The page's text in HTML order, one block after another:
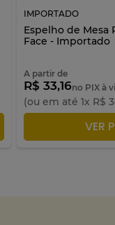
IMPORTADO
Espelho de Mesa
Face - Importado
A partir de
R$ 33,16no PIX à
(ou em até1x R$
VER